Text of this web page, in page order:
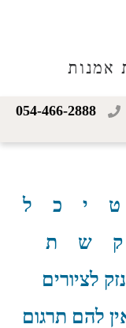
אמנות
054-466-2888
ט י כ
ל
ק ש
ת
לציורים
להם תרגום